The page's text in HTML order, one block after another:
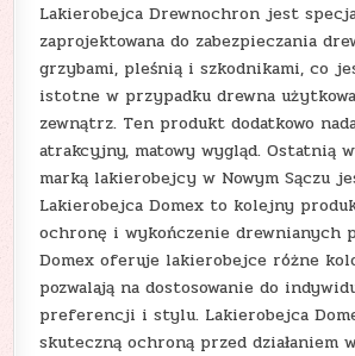
Lakierobejca Drewnochron jest
zaprojektowana do zabezpieczania
grzybami, pleśnią i szkodnikami, co
istotne w przypadku drewna
zewnątrz. Ten produkt dodatkowo
atrakcyjny, matowy wygląd. Ostatnią
marką lakierobejcy w Nowym Sączu
Lakierobejca Domex to kolejny
ochronę i wykończenie drewnianych
Domex oferuje lakierobejce różne
pozwalają na dostosowanie do
preferencji i stylu. Lakierobejca
skuteczną ochroną przed działaniem